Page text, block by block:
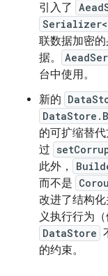
引入了
联数据加密
据。
台中使用。
新的
的可扩缩替
过
此外，
而不是
改进了结构
义执行行为
DataStore
的约束。